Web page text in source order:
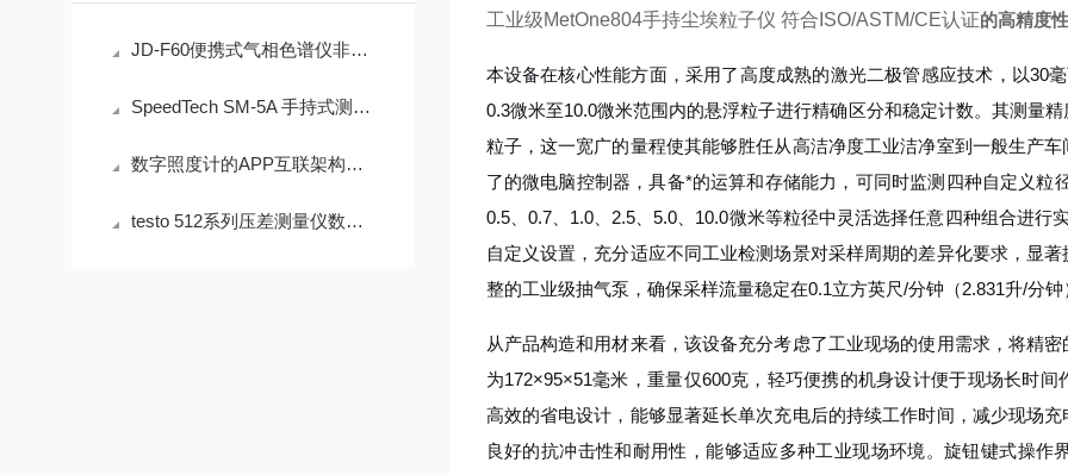
JD-F60便携式气相色谱仪非甲烷总烃现场快速检测技术方案
SpeedTech SM-5A 手持式测深仪声学测量原理与性能分析
数字照度计的APP互联架构与现场数据闭环管理技术
testo 512系列压差测量仪数字通信与数据管理技术架构
工业级MetOne804手持尘埃粒子仪 符合ISO/ASTM/CE认证的高精度
本设备在核心性能方面，采用了高度成熟的激光二极管感应技术，以30
0.3微米至10.0微米范围内的悬浮粒子进行精确区分和稳定计数。其测量
粒子，这一宽广的量程使其能够胜任从高洁净度工业洁净室到一般生产
了的微电脑控制器，具备*的运算和存储能力，可同时监测四种自定义粒
0.5、0.7、1.0、2.5、5.0、10.0微米等粒径中灵活选择任意四种组合进
自定义设置，充分适应不同工业检测场景对采样周期的差异化要求，显
整的工业级抽气泵，确保采样流量稳定在0.1立方英尺/分钟（2.831升/分
从产品构造和用材来看，该设备充分考虑了工业现场的使用需求，将精
为172×95×51毫米，重量仅600克，轻巧便携的机身设计便于现场长时
高效的省电设计，能够显著延长单次充电后的持续工作时间，减少现场
良好的抗冲击性和耐用性，能够适应多种工业现场环境。旋钮键式操作